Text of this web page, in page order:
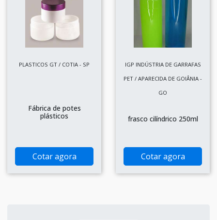
PLASTICOS GT / COTIA - SP
Fábrica de potes
plásticos
Cotar agora
IGP INDÚSTRIA DE GARRAFAS
PET / APARECIDA DE GOIÂNIA -
GO
frasco cilíndrico 250ml
Cotar agora